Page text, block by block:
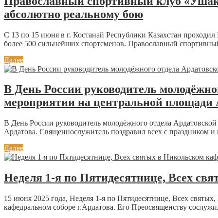
абсолютно реальному бою
С 13 по 15 июня в г. Костанай Республики Казахстан
более 500 сильнейших спортсменов. Православный
Далее
В День России руководитель
мероприятии на центральной площади
В День России руководитель молодёжного отдела
Ардатова. Священнослужитель поздравил всех с праздником
Далее
Неделя 1-я по Пятидесятнице, Всех
15 июня 2025 года, Неделя 1-я по Пятидесятнице, Всех
кафедральном соборе г.Ардатова. Его Преосвященству